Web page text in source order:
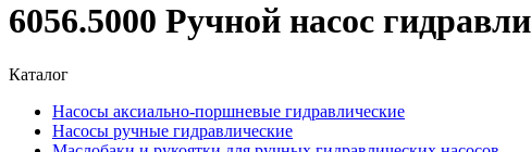
6056.5000 Ручной насос
Каталог
Насосы аксиально-поршневые гидравлические
Насосы ручные гидравлические